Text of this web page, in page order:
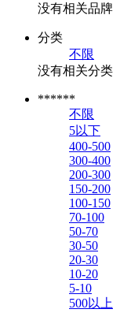
没有相关品牌
分类
不限
没有相关分类
******
不限
5以下
400-500
300-400
200-300
150-200
100-150
70-100
50-70
30-50
20-30
10-20
5-10
500以上